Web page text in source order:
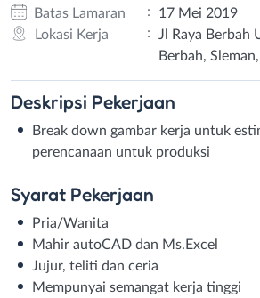
Batas Lamaran
:
17 Mei 2019
Lokasi Kerja
:
Jl Raya Berbah
Berbah,
Deskripsi Pekerjaan
Break down gambar kerja untuk
perencanaan untuk produksi
Syarat Pekerjaan
Pria/Wanita
Mahir autoCAD dan Ms.Excel
Jujur, teliti dan ceria
Mempunyai semangat kerja tinggi